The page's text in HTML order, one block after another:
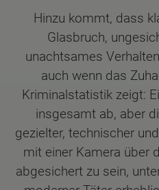
Hinzu kommt, dass
Glasbruch,
unachtsames
auch wenn das
Kriminalstatistik zeigt:
insgesamt ab, aber
gezielter, technischer
mit einer Kamera über
abgesichert zu sein,